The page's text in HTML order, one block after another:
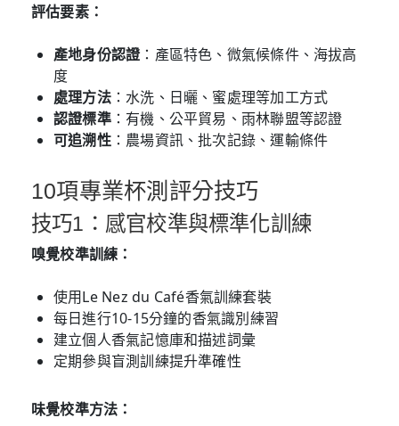
評估要素：
產地身份認證 ：產區特色、微氣候條件、海拔高
度
處理方法：水洗、日曬、蜜處理等加工方式
認證標準：有機、公平貿易、雨林聯盟等認證
可追溯性：農場資訊、批次記錄、運輸條件
10項專業杯測評分技巧
技巧1：感官校準與標準化訓練
嗅覺校準訓練：
使用Le Nez du Café香氣訓練套裝
每日進行10-15分鐘的香氣識別練習
建立個人香氣記憶庫和描述詞彙
定期參與盲測訓練提升準確性
味覺校準方法：